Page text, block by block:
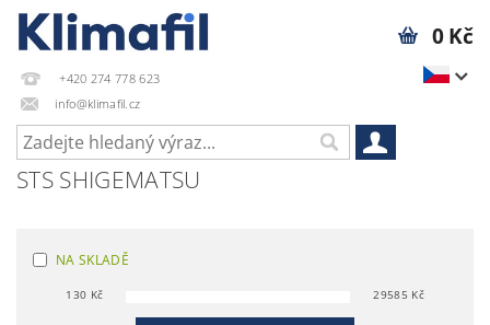
+420 274 778 623
info@klimafil.cz
0 Kč
STS SHIGEMATSU
NA SKLADĚ
130 Kč 29585 Kč